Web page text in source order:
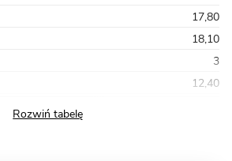
17,80
18,10
3
12,40